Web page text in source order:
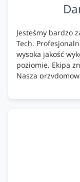
Jesteśmy bardzo
Tech.
wysoka jakość
poziomie. Ekipa
Nasza
całość została
ustaleniami. Z
ekologicznych